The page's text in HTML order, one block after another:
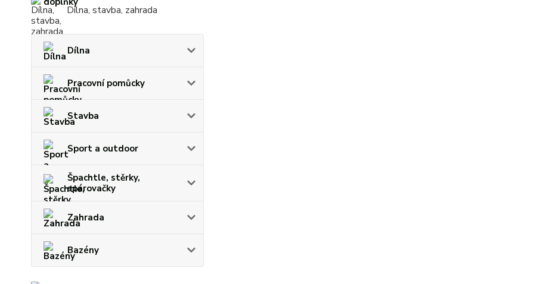
Dílna, stavba, zahrada
Dílna
Pracovní pomůcky
Stavba
Sport a outdoor
Špachtle, stěrky,
spárovačky
Zahrada
Bazény